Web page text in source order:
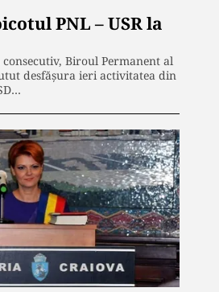
PNL – USR la
Biroul Permanent al
desfășura ieri activitatea din